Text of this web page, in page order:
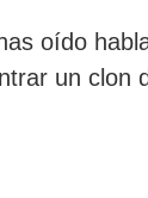
oído
un clon